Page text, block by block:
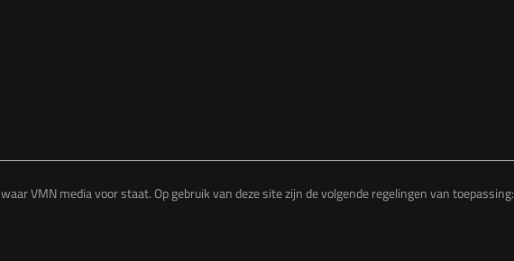
waar VMN media voor staat. Op gebruik van deze site zijn de volgende regelingen van toepassing: